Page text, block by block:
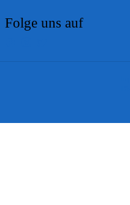
Folge uns auf